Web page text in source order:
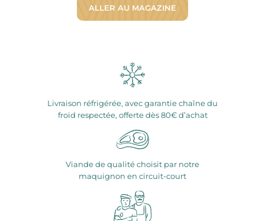
ALLER AU MAGAZINE
Livraison réfrigérée, avec garantie chaîne du
froid respectée, offerte dès 80€ d’achat
Viande de qualité choisit par notre
maquignon en circuit-court